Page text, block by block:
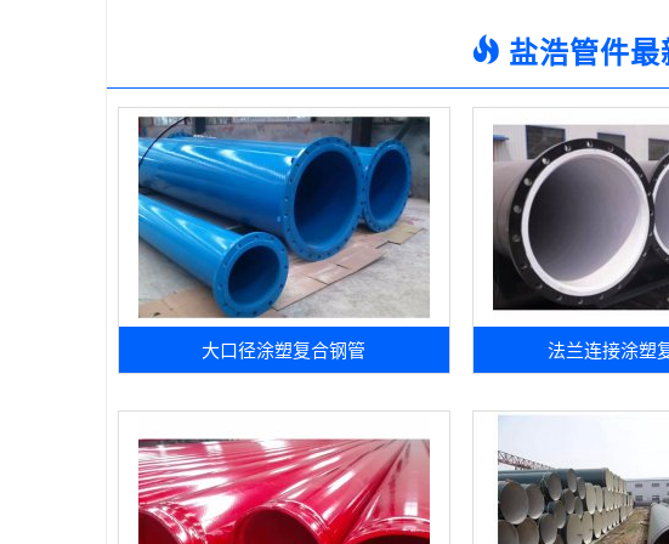
盐浩管件
大口径涂塑复合钢管 法兰连接涂塑